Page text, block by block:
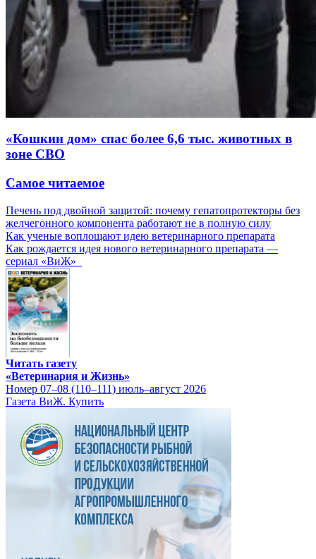
«Кошкин дом» спас более 6,6 тыс. животных в
зоне СВО
Самое читаемое
Печень под двойной защитой: почему гепатопротекторы без
желчегонного компонента работают не в полную силу
Как ученые воплощают идею ветеринарного препарата
Как рождается идея нового ветеринарного препарата —
сериал «ВиЖ»
Читать газету
«Ветеринария и Жизнь»
Номер 07–08 (110–111) июль–август 2026
Газета ВиЖ. Купить